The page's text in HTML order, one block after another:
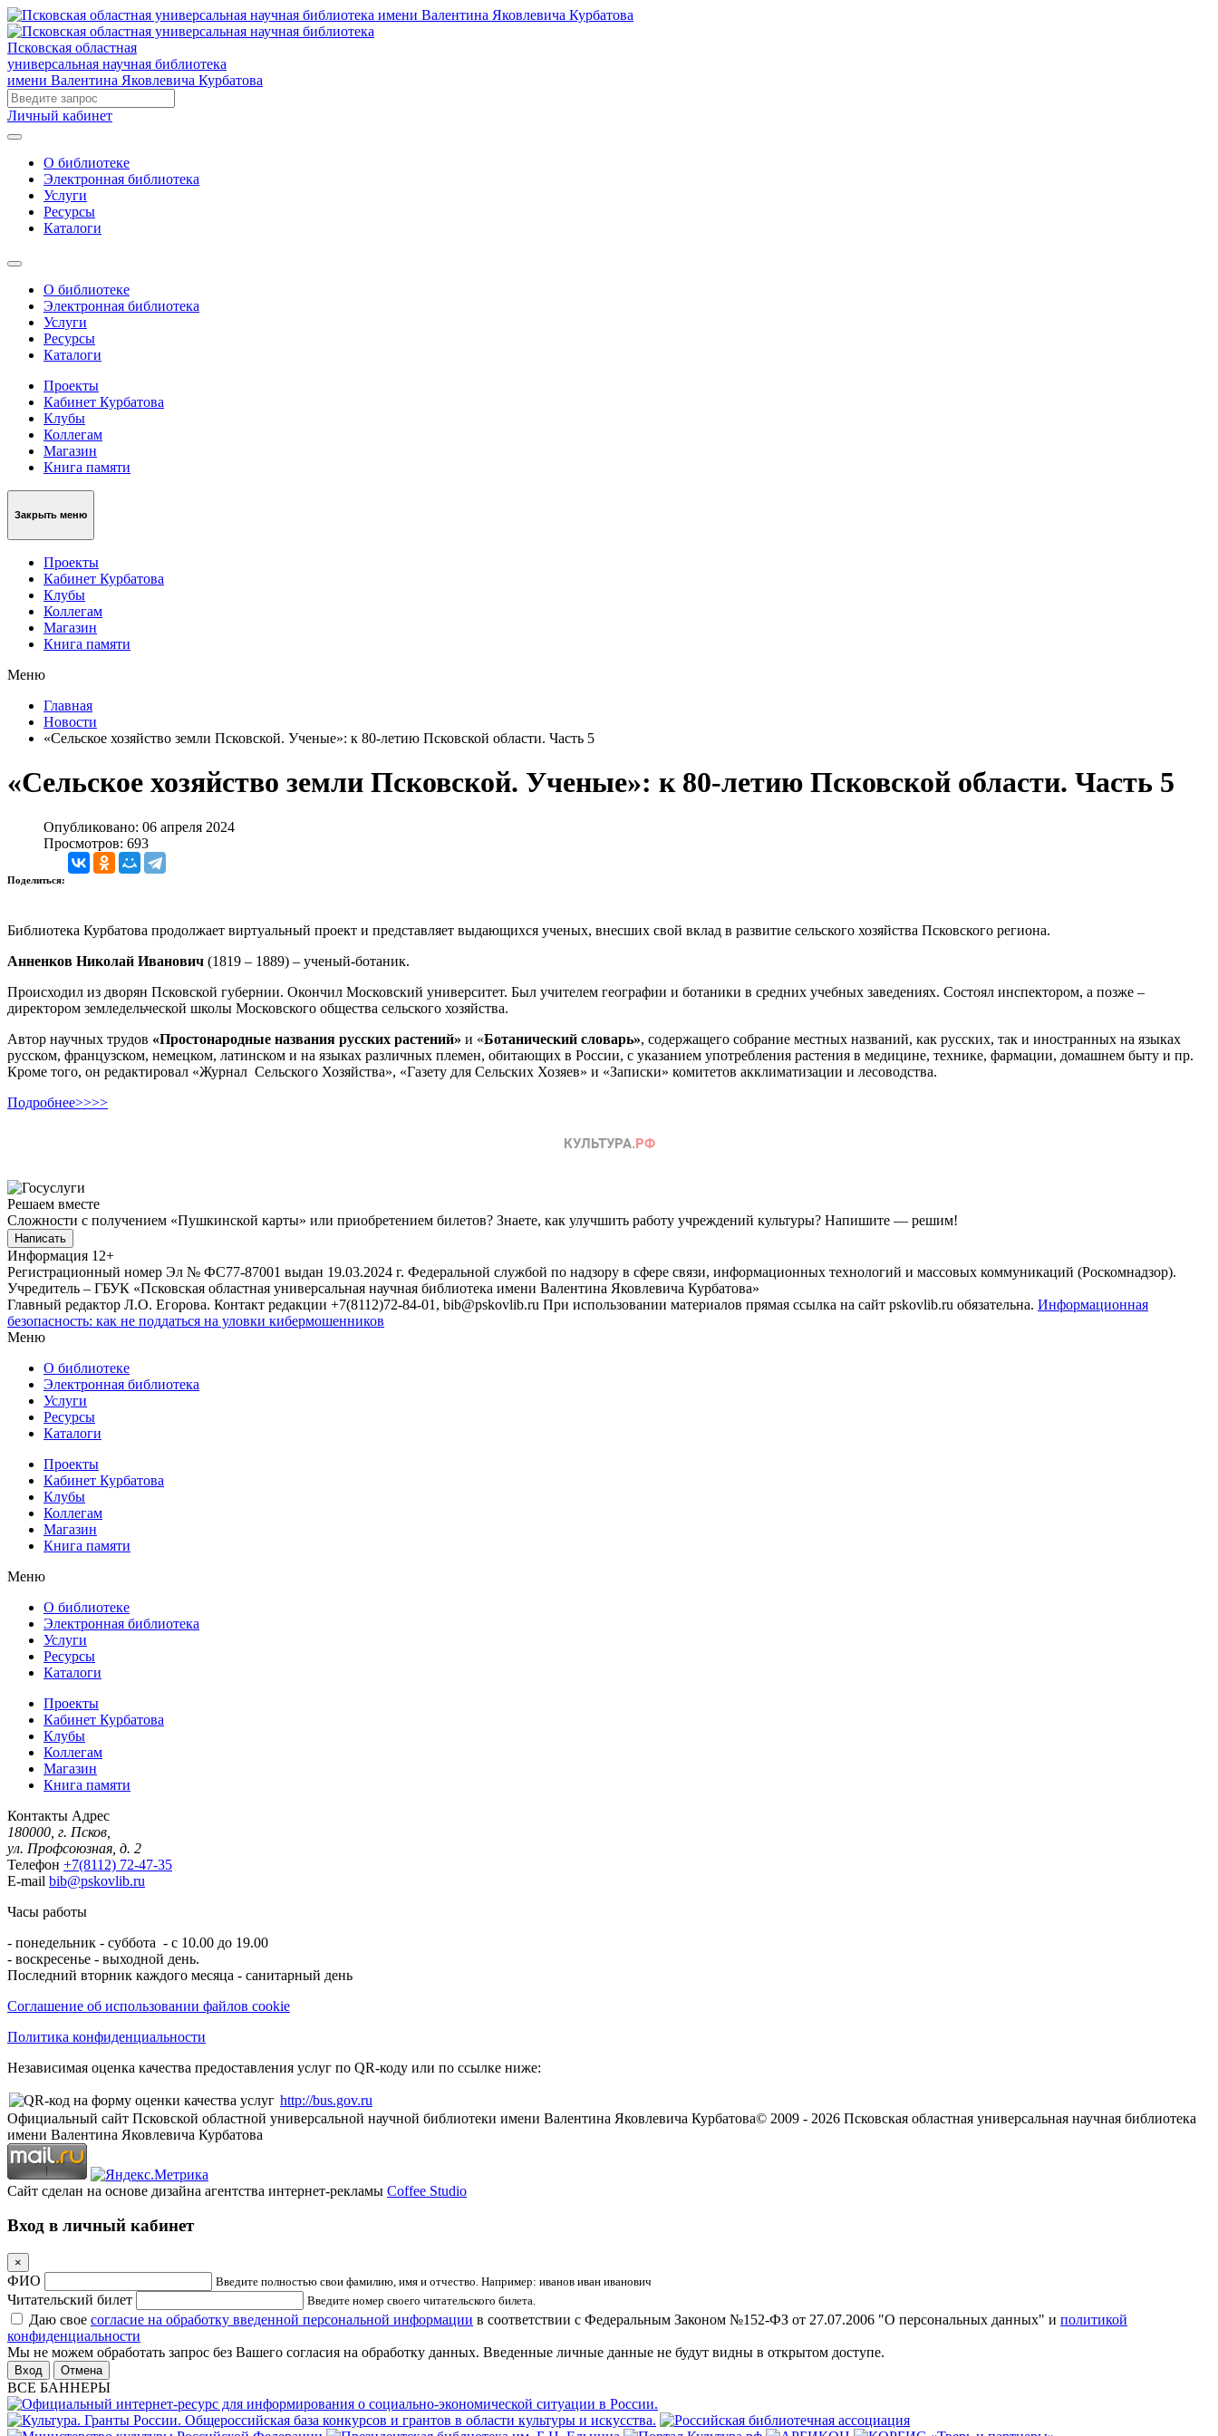
Псковская областная
универсальная научная библиотека
имени Валентина Яковлевича Курбатова
Личный кабинет
О библиотеке
Электронная библиотека
Услуги
Ресурсы
Каталоги
О библиотеке
Электронная библиотека
Услуги
Ресурсы
Каталоги
Проекты
Кабинет Курбатова
Клубы
Коллегам
Магазин
Книга памяти
Закрыть меню
Проекты
Кабинет Курбатова
Клубы
Коллегам
Магазин
Книга памяти
Меню
Главная
Новости
«Сельское хозяйство земли Псковской. Ученые»: к 80-летию Псковской области. Часть 5
«Сельское хозяйство земли Псковской. Ученые»: к 80-летию Псковской области. Часть 5
Опубликовано: 06 апреля 2024
Просмотров: 693
Поделиться:
Библиотека Курбатова продолжает виртуальный проект и представляет выдающихся ученых, внесших свой вклад в развитие сельского хозяйства Псковского региона.
Анненков Николай Иванович (1819 – 1889) – ученый-ботаник.
Происходил из дворян Псковской губернии. Окончил Московский университет. Был учителем географии и ботаники в средних учебных заведениях. Состоял инспектором, а позже –
директором земледельческой школы Московского общества сельского хозяйства.
Автор научных трудов «Простонародные названия русских растений» и «Ботанический словарь», содержащего собрание местных названий, как русских, так и иностранных на языках
русском, французском, немецком, латинском и на языках различных племен, обитающих в России, с указанием употребления растения в медицине, технике, фармации, домашнем быту и пр.
Кроме того, он редактировал «Журнал Сельского Хозяйства», «Газету для Сельских Хозяев» и «Записки» комитетов акклиматизации и лесоводства.
Подробнее>>>>
Решаем вместе
Сложности с получением «Пушкинской карты» или приобретением билетов? Знаете, как улучшить работу учреждений культуры? Напишите — решим!
Написать
Информация 12+
Регистрационный номер Эл № ФС77-87001 выдан 19.03.2024 г. Федеральной службой по надзору в сфере связи, информационных технологий и массовых коммуникаций (Роскомнадзор).
Учредитель – ГБУК «Псковская областная универсальная научная библиотека имени Валентина Яковлевича Курбатова»
Главный редактор Л.О. Егорова. Контакт редакции +7(8112)72-84-01, bib@pskovlib.ru При использовании материалов прямая ссылка на сайт pskovlib.ru обязательна. Информационная
безопасность: как не поддаться на уловки кибермошенников
Меню
О библиотеке
Электронная библиотека
Услуги
Ресурсы
Каталоги
Проекты
Кабинет Курбатова
Клубы
Коллегам
Магазин
Книга памяти
Меню
О библиотеке
Электронная библиотека
Услуги
Ресурсы
Каталоги
Проекты
Кабинет Курбатова
Клубы
Коллегам
Магазин
Книга памяти
Контакты Адрес
180000, г. Псков,
ул. Профсоюзная, д. 2
Телефон +7(8112) 72-47-35
E-mail bib@pskovlib.ru
Часы работы
- понедельник - суббота - с 10.00 до 19.00
- воскресенье - выходной день.
Последний вторник каждого месяца - санитарный день
Соглашение об использовании файлов cookie
Политика конфиденциальности
Независимая оценка качества предоставления услуг по QR-коду или по ссылке ниже:
http://bus.gov.ru
Официальный сайт Псковской областной универсальной научной библиотеки имени Валентина Яковлевича Курбатова© 2009 - 2026 Псковская областная универсальная научная библиотека
имени Валентина Яковлевича Курбатова
Сайт сделан на основе дизайна агентства интернет-рекламы Coffee Studio
Вход в личный кабинет
×
ФИО Введите полностью свои фамилию, имя и отчество. Например: иванов иван иванович
Читательский билет Введите номер своего читательского билета.
Даю свое согласие на обработку введенной персональной информации в соответствии с Федеральным Законом №152-ФЗ от 27.07.2006 "О персональных данных" и политикой
конфиденциальности
Мы не можем обработать запрос без Вашего согласия на обработку данных. Введенные личные данные не будут видны в открытом доступе.
Отмена
ВСЕ БАННЕРЫ